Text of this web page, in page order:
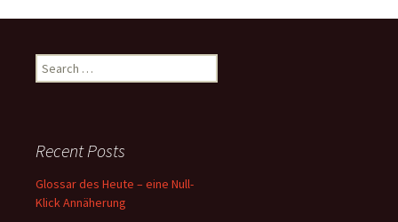
Search
for:
Recent Posts
Glossar des Heute – eine Null-
Klick Annäherung